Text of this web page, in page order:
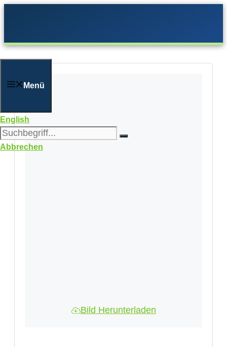
Menü
English
Abbrechen
Bild Herunterladen